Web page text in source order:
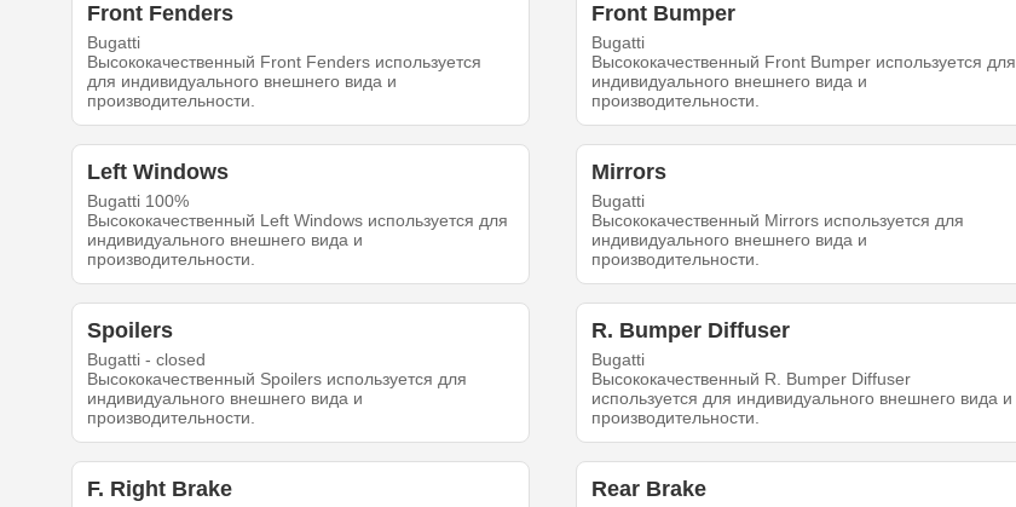
Front Fenders
Bugatti
Высококачественный Front Fenders используется
для индивидуального внешнего вида и
производительности.
Front Bumper
Bugatti
Высококачественный Front Bumper используется для
индивидуального внешнего вида и
производительности.
Left Windows
Bugatti 100%
Высококачественный Left Windows используется для
индивидуального внешнего вида и
производительности.
Mirrors
Bugatti
Высококачественный Mirrors используется для
индивидуального внешнего вида и
производительности.
Spoilers
Bugatti - closed
Высококачественный Spoilers используется для
индивидуального внешнего вида и
производительности.
R. Bumper Diffuser
Bugatti
Высококачественный R. Bumper Diffuser
используется для индивидуального внешнего вида и
производительности.
F. Right Brake Rear Brake